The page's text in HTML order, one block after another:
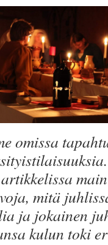
omissa
mitä
ja jokainen
kulun toki